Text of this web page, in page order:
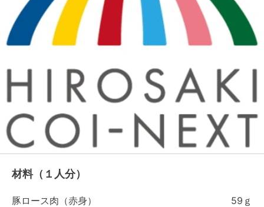
材料（１人分）
豚ロース肉（赤身） 59ｇ